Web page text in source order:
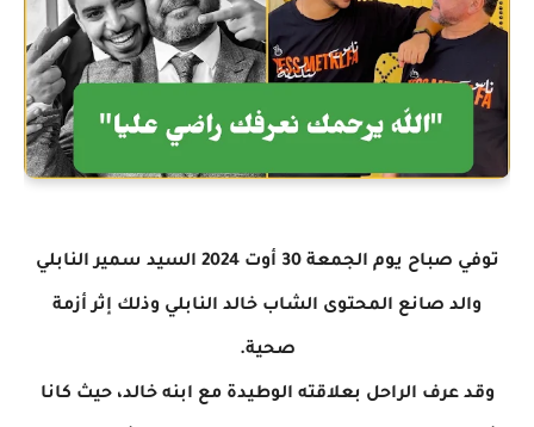
توفي صباح يوم الجمعة 30 أوت 2024 السيد سمير النابلي
والد صانع المحتوى الشاب خالد النابلي وذلك إثر أزمة
صحية.
وقد عرف الراحل بعلاقته الوطيدة مع ابنه خالد، حيث كانا